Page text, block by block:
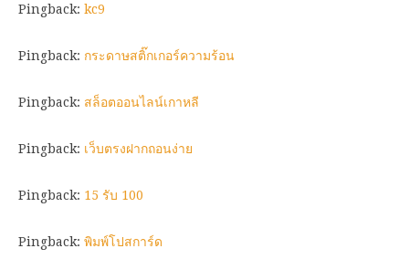
Pingback: kc9
Pingback: กระดาษสติ๊กเกอร์ความร้อน
Pingback: สล็อตออนไลน์เกาหลี
Pingback: เว็บตรงฝากถอนง่าย
Pingback: 15 รับ 100
Pingback: พิมพ์โปสการ์ด